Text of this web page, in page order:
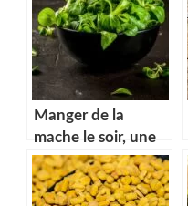
Manger de la
mache le soir, une
bonne habitude ?